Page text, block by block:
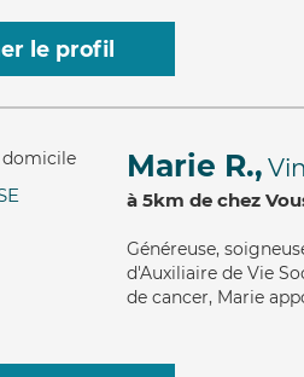
le profil
Marie R.,
à 5km de chez
Généreuse,
d'Auxiliaire de Vie
de cancer, Marie